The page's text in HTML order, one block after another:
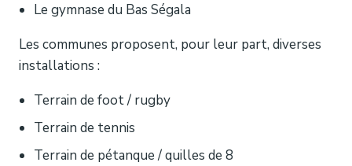
Le gymnase du Bas Ségala
Les communes proposent, pour leur part, diverses
installations :
Terrain de foot / rugby
Terrain de tennis
Terrain de pétanque / quilles de 8